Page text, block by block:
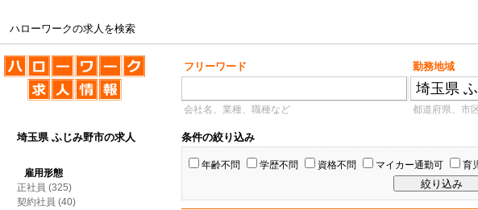
ハローワークの求人を検索
ハローワークの求人を検索 フリーワード 勤務地域
会社名、業種、職種など 都道府県、市
埼玉県 ふじみ野市の求人
雇用形態
正社員 (325)
契約社員 (40)
条件の絞り込み
年齢不問 学歴不問 資格不問 マイカー通勤可 育